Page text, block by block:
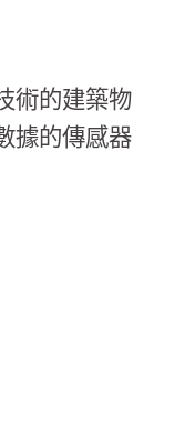
術的建築物
據的傳感器